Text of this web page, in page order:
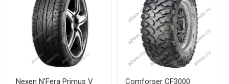
Nexen N'Fera Primus V
Comforser CF3000